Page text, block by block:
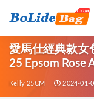
愛馬仕經典款女
25 Epsom Rose
Kelly 25CM 2024-01-